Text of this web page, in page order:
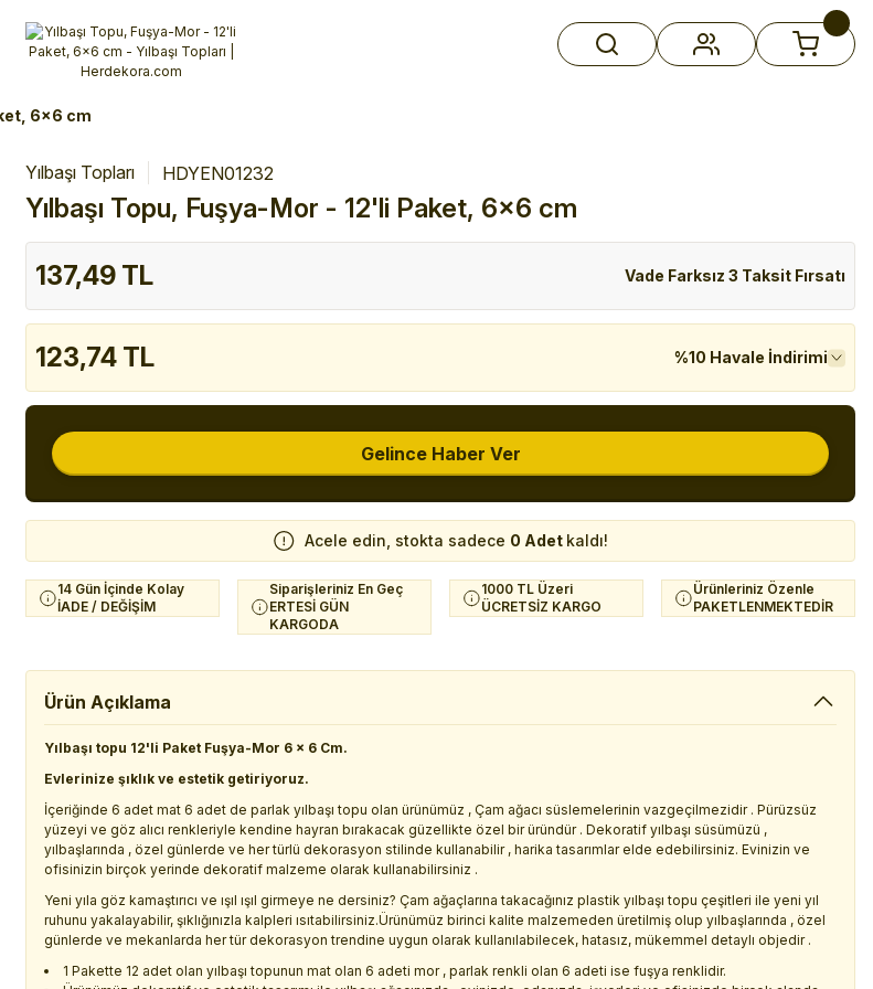
3 Taksit Fırsatı! İlk siparişinizi verin!
%10 Havale İndirimi
Şimdi Alışveriş yap!
6x6 cm
Yılbaşı Topları HDYEN01232
Yılbaşı Topu, Fuşya-Mor - 12'li Paket, 6x6 cm
137,49 TL Vade Farksız 3 Taksit Fırsatı
123,74 TL %10 Havale İndirimi
Gelince Haber Ver
Acele edin, stokta sadece 0 Adet kaldı!
14 Gün İçinde Kolay
İADE / DEĞİŞİM
Siparişleriniz En Geç
ERTESİ GÜN
KARGODA
1000 TL Üzeri
ÜCRETSİZ KARGO
Ürünleriniz Özenle
PAKETLENMEKTEDİR
Ürün Açıklama
Yılbaşı topu 12'li Paket Fuşya-Mor 6 x 6 Cm.
Evlerinize şıklık ve estetik getiriyoruz.
İçeriğinde 6 adet mat 6 adet de parlak yılbaşı topu olan ürünümüz , Çam ağacı süslemelerinin vazgeçilmezidir . Pürüzsüz
yüzeyi ve göz alıcı renkleriyle kendine hayran bırakacak güzellikte özel bir üründür . Dekoratif yılbaşı süsümüzü ,
yılbaşlarında , özel günlerde ve her türlü dekorasyon stilinde kullanabilir , harika tasarımlar elde edebilirsiniz. Evinizin ve
ofisinizin birçok yerinde dekoratif malzeme olarak kullanabilirsiniz .
Yeni yıla göz kamaştırıcı ve ışıl ışıl girmeye ne dersiniz? Çam ağaçlarına takacağınız plastik yılbaşı topu çeşitleri ile yeni yıl
ruhunu yakalayabilir, şıklığınızla kalpleri ısıtabilirsiniz.Ürünümüz birinci kalite malzemeden üretilmiş olup yılbaşlarında , özel
günlerde ve mekanlarda her tür dekorasyon trendine uygun olarak kullanılabilecek, hatasız, mükemmel detaylı objedir .
1 Pakette 12 adet olan yılbaşı topunun mat olan 6 adeti mor , parlak renkli olan 6 adeti ise fuşya renklidir.